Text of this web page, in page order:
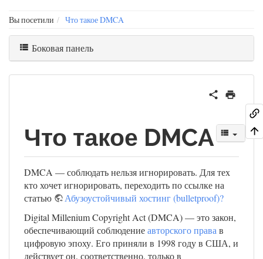
Вы посетили Что такое DMCA
Боковая панель
Что такое DMCA
DMCA — соблюдать нельзя игнорировать. Для тех
кто хочет игнорировать, переходить по ссылке на
статью
Абузоустойчивый хостинг (bulletproof)?
Digital Millenium Copyright Act (DMCA) — это закон,
обеспечивающий соблюдениеавторского права в
цифровую эпоху. Его приняли в 1998 году в США, и
действует он, соответственно, только в